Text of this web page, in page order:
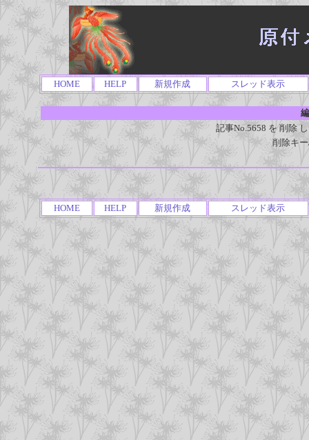
HOME HELP 新規作成 スレッド表示
記事No.5658 を 削除
削除キ
HOME HELP 新規作成 スレッド表示